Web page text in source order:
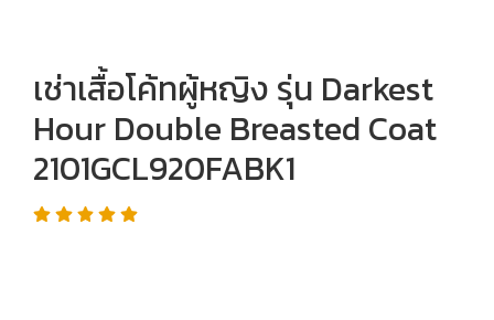
เช่าเสื้อโค้ทผู้หญิง รุ่น Darkest
Hour Double Breasted Coat
2101GCL920FABK1